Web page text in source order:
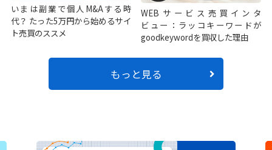
いまは副業で個人M&Aする時
代？ たった5万円から始めるサイ
ト売買のススメ
WEBサービス売買インタ
ビュー：ラッコキーワードが
goodkeywordを買収した理由
もっと見る